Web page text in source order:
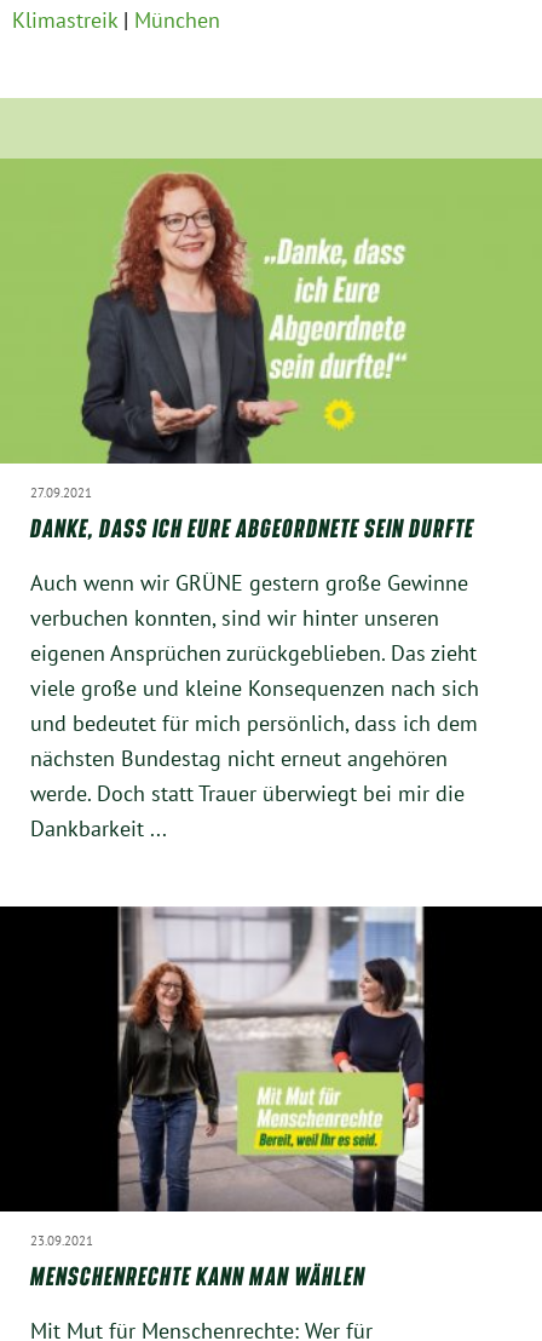
Klimastreik
München
27.09.2021
DANKE, DASS ICH EURE ABGEORDNETE SEIN DURFTE
Auch wenn wir GRÜNE gestern große Gewinne
verbuchen konnten, sind wir hinter unseren
eigenen Ansprüchen zurückgeblieben. Das zieht
viele große und kleine Konsequenzen nach sich
und bedeutet für mich persönlich, dass ich dem
nächsten Bundestag nicht erneut angehören
werde. Doch statt Trauer überwiegt bei mir die
Dankbarkeit ...
23.09.2021
MENSCHENRECHTE KANN MAN WÄHLEN
Mit Mut für Menschenrechte: Wer für